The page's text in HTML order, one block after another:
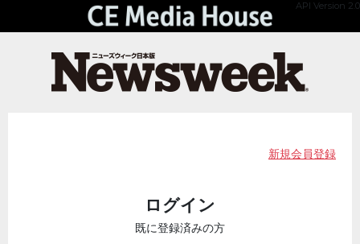
API Version 2.0
新規会員登録
ログイン
既に登録済みの方